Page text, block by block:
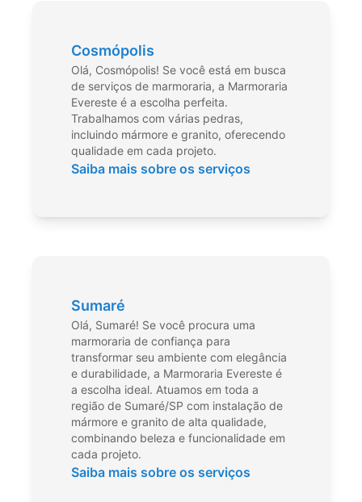
Cosmópolis
Olá, Cosmópolis! Se você está em busca
de serviços de marmoraria, a Marmoraria
Evereste é a escolha perfeita.
Trabalhamos com várias pedras,
incluindo mármore e granito, oferecendo
qualidade em cada projeto.
Saiba mais sobre os serviços
Sumaré
Olá, Sumaré! Se você procura uma
marmoraria de confiança para
transformar seu ambiente com elegância
e durabilidade, a Marmoraria Evereste é
a escolha ideal. Atuamos em toda a
região de Sumaré/SP com instalação de
mármore e granito de alta qualidade,
combinando beleza e funcionalidade em
cada projeto.
Saiba mais sobre os serviços